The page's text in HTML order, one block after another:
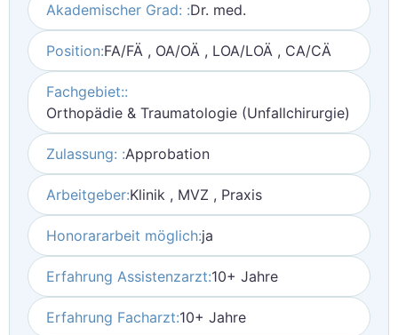
Akademischer Grad: :Dr. med.
Position:FA/FÄ , OA/OÄ , LOA/LOÄ , CA/CÄ
Fachgebiet::
Orthopädie & Traumatologie (Unfallchirurgie)
Zulassung: :Approbation
Arbeitgeber:Klinik , MVZ , Praxis
Honorararbeit möglich:ja
Erfahrung Assistenzarzt:10+ Jahre
Erfahrung Facharzt:10+ Jahre